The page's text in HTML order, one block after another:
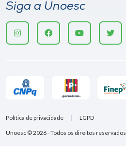
Siga a Unoesc
Unoesc © 2026 - Todos os direitos reservados
Política de privacidade LGPD